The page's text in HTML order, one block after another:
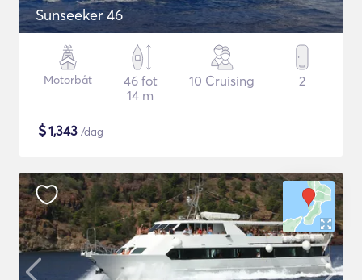
Sunseeker 46
Motorbåt
46 fot
14 m
10 Cruising 2
$1,343 /dag